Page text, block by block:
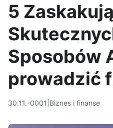
5
Sposobów
prowadzić
30.11.-0001 Biznes i finanse